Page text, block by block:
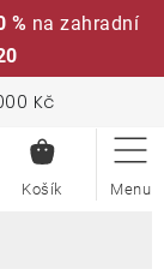
% na zahradní
Kč
KOŠÍK